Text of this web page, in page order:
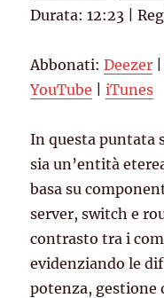
Deezer
YouTube
RSS FEED
SHARE
EMBED
Durata: 12:23 |
Abbonati:Deezer
YouTube |iTunes
In questa puntata
sia un’entità
basa su
server, switch e
contrasto tra i
evidenziando le
potenza, gestione